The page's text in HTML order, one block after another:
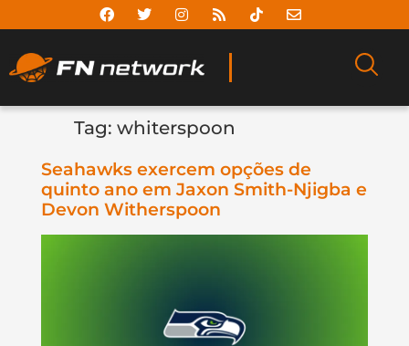
Tag: whiterspoon
Seahawks exercem opções de
quinto ano em Jaxon Smith-Njigba e
Devon Witherspoon